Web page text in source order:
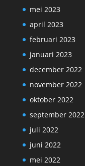
mei 2023
april 2023
februari 2023
januari 2023
december 2022
november 2022
oktober 2022
september 2022
juli 2022
juni 2022
mei 2022